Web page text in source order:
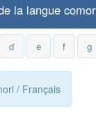
la langue
ɗ e f g
/ Français